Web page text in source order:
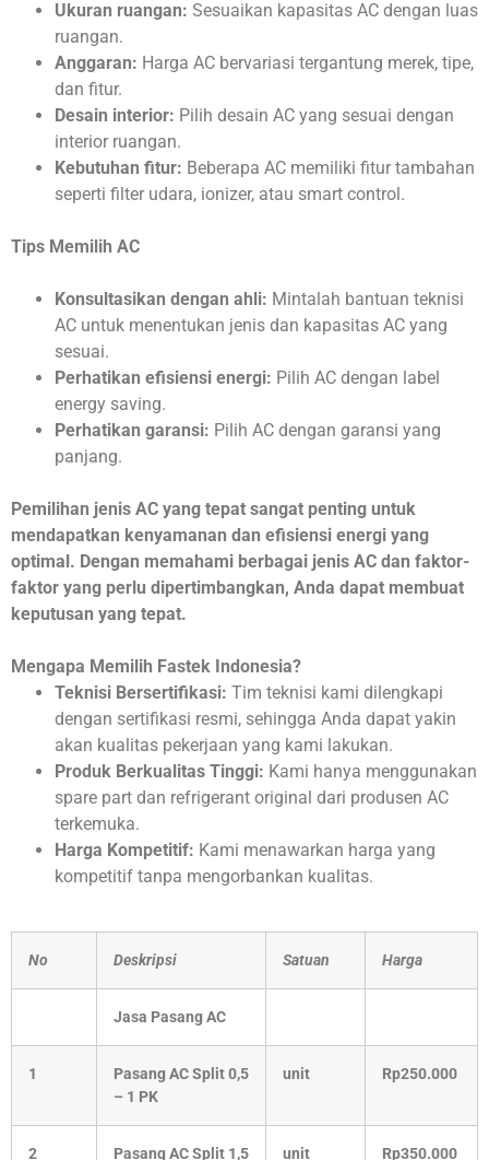
Ukuran ruangan: Sesuaikan kapasitas AC dengan luas
ruangan.
Anggaran: Harga AC bervariasi tergantung merek, tipe,
dan fitur.
Desain interior: Pilih desain AC yang sesuai dengan
interior ruangan.
Kebutuhan fitur: Beberapa AC memiliki fitur tambahan
seperti filter udara, ionizer, atau smart control.
Tips Memilih AC
Konsultasikan dengan ahli: Mintalah bantuan teknisi
AC untuk menentukan jenis dan kapasitas AC yang
sesuai.
Perhatikan efisiensi energi: Pilih AC dengan label
energy saving.
Perhatikan garansi: Pilih AC dengan garansi yang
panjang.
Pemilihan jenis AC yang tepat sangat penting untuk
mendapatkan kenyamanan dan efisiensi energi yang
optimal. Dengan memahami berbagai jenis AC dan faktor-
faktor yang perlu dipertimbangkan, Anda dapat membuat
keputusan yang tepat.
Mengapa Memilih Fastek Indonesia?
Teknisi Bersertifikasi: Tim teknisi kami dilengkapi
dengan sertifikasi resmi, sehingga Anda dapat yakin
akan kualitas pekerjaan yang kami lakukan.
Produk Berkualitas Tinggi: Kami hanya menggunakan
spare part dan refrigerant original dari produsen AC
terkemuka.
Harga Kompetitif: Kami menawarkan harga yang
kompetitif tanpa mengorbankan kualitas.
No Deskripsi Satuan Harga
Jasa Pasang AC
1
Pasang AC Split 0,5
– 1 PK
unit Rp250.000
2
Pasang AC Split 1,5
unit Rp350.000